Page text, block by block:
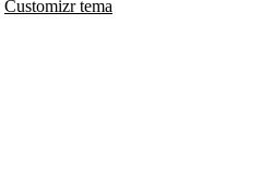
Customizr tema